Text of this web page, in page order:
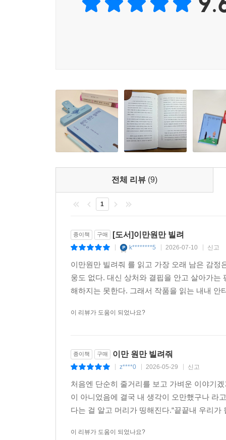
서늘한 자각이 서사의 완결을 계속해서 유예한다.
세 번째 소설 「우리가 될 수 없는」은 유괴범
이야기이다. 다만 정우가 겪은 진정한 외상은 동
제 아이가 고작 이만 원으로 환산되었다는 점을 받
나는 지금도 엄마가 내게 했던 말들을 종종 떠올린
?네 차림새가, 네 몰골이, 네가 얼마나 거지 같아
엄마는 놀이터 흙바닥이나 마트 선반에서 내 손을
?이게 뭐 하는 짓이야, 더럽게.
그러고는 도무지 견딜 수 없다는 듯, 진저리를 치며
?제발 이만 원짜리같이 굴지 좀 마.
삶의 가치와 의미가 화폐로 계산되고 환산되는
믿어야 한다, 사람을, 세계를, 무수한 선택 속에
앙금처럼 가라앉는 조용한 희망이 있다. 저자가
것도 묘미일 테다. 그렇게 독자는 “부서뜨리기 위
안보윤의 신작이 우리에게 건네는, 묵직하고도 서
진심이 되려면 믿어야 한다, 사람을 세계를 무수
― 에세이 「마침표도 없이,」 중에서
전체 리뷰 (9)
1
종이책 구매 [도서]이만원만 빌려
k********5 2026-07-10 신고
이만원만 빌려줘 를 읽고 가장 오래 남은 감
웅도 없다. 대신 상처와 결핍을 안고 살아가
해하지는 못한다. 그래서 작품을 읽는 내내
이 리뷰가 도움이 되었나요?
종이책 구매 이만 원만 빌려줘
z****0 2026-05-29 신고
처음엔 단순히 줄거리를 보고 가벼운 이야기
이 아니었음에 결국 내 생각이 오만했구나 라
다는 걸 알고 머리가 띵해진다.“끝끝내 우리
이 리뷰가 도움이 되었나요?